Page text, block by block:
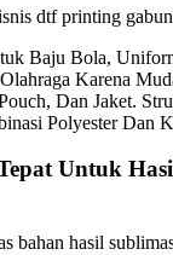
dtf printing
Baju Bola,
Karena
Dan Jaket.
Polyester Dan
Untuk
bahan hasil